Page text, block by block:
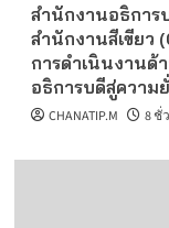
สำนักงานอธิการ
สำนักงานสีเขียว
การดำเนินงานด้
อธิการบดีสู่ความ
CHANATIP.M 8 ชั่